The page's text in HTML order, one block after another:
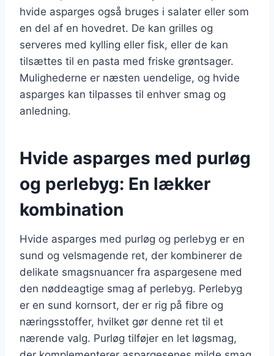
hvide asparges også bruges i salater eller som
en del af en hovedret. De kan grilles og
serveres med kylling eller fisk, eller de kan
tilsættes til en pasta med friske grøntsager.
Mulighederne er næsten uendelige, og hvide
asparges kan tilpasses til enhver smag og
anledning.
Hvide asparges med purløg
og perlebyg: En lækker
kombination
Hvide asparges med purløg og perlebyg er en
sund og velsmagende ret, der kombinerer de
delikate smagsnuancer fra aspargesene med
den nøddeagtige smag af perlebyg. Perlebyg
er en sund kornsort, der er rig på fibre og
næringsstoffer, hvilket gør denne ret til et
nærende valg. Purløg tilføjer en let løgsmag,